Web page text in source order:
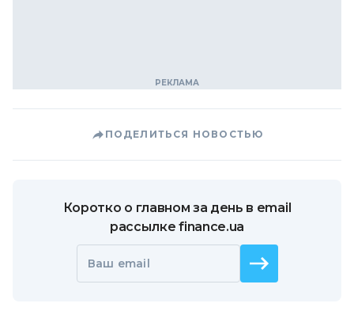
ПОДЕЛИТЬСЯ НОВОСТЬЮ
Коротко о главном за день в email
рассылке finance.ua
Ваш email